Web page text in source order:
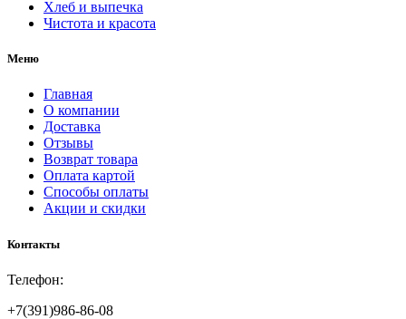
Хлеб и выпечка
Чистота и красота
Меню
Главная
О компании
Доставка
Отзывы
Возврат товара
Оплата картой
Способы оплаты
Акции и скидки
Контакты
Телефон:
+7(391)986-86-08